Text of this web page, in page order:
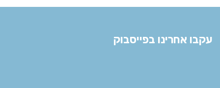
עקבו אחרינו בפייסבוק